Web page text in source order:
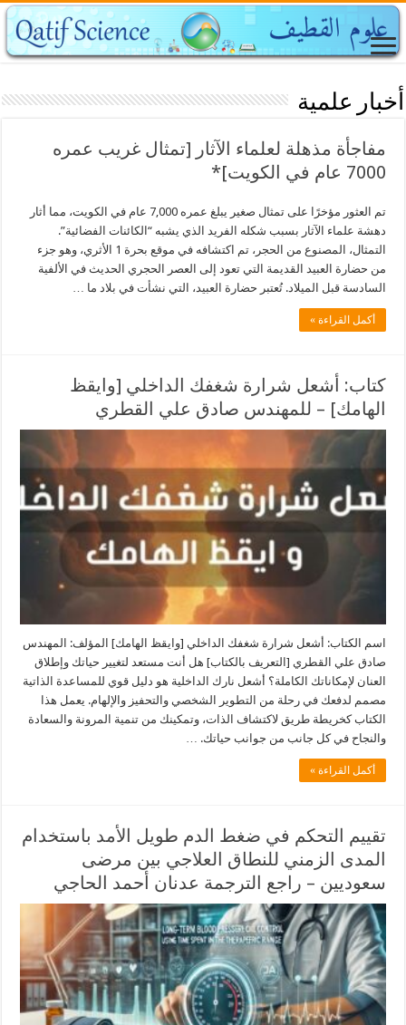
أخبار علمية
مفاجأة مذهلة لعلماء الآثار [تمثال غريب عمره
7000 عام في الكويت]*
تم العثور مؤخرًا على تمثال صغير يبلغ عمره 7,000 عام في الكويت، مما أثار
دهشة علماء الآثار بسبب شكله الفريد الذي يشبه “الكائنات الفضائية”.
التمثال، المصنوع من الحجر، تم اكتشافه في موقع بحرة 1 الأثري، وهو جزء
من حضارة العبيد القديمة التي تعود إلى العصر الحجري الحديث في الألفية
السادسة قبل الميلاد. تُعتبر حضارة العبيد، التي نشأت في بلاد ما …
أكمل القراءة »
كتاب: ‫أشعل شرارة شغفك الداخلي [وايقظ
الهامك] – للمهندس صادق علي القطري
اسم الكتاب: ‫أشعل شرارة شغفك الداخلي [وايقظ الهامك] المؤلف: المهندس
صادق علي القطري [التعريف بالكتاب] هل أنت مستعد لتغيير حياتك وإطلاق
العنان لإمكاناتك الكاملة؟ أشعل نارك الداخلية هو دليل قوي للمساعدة الذاتية
مصمم لدفعك في رحلة من التطوير الشخصي والتحفيز والإلهام. يعمل هذا
الكتاب كخريطة طريق لاكتشاف الذات، وتمكينك من تنمية المرونة والسعادة
والنجاح في كل جانب من جوانب حياتك. …
أكمل القراءة »
تقييم التحكم في ضغط الدم طويل الأمد باستخدام
المدى الزمني للنطاق العلاجي بين مرضى
سعوديين – راجع الترجمة عدنان أحمد الحاجي